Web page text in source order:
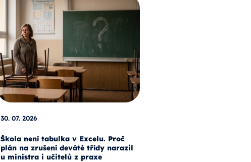
30. 07. 2026
Škola není tabulka v Excelu. Proč
plán na zrušení deváté třídy narazil
u ministra i učitelů z praxe